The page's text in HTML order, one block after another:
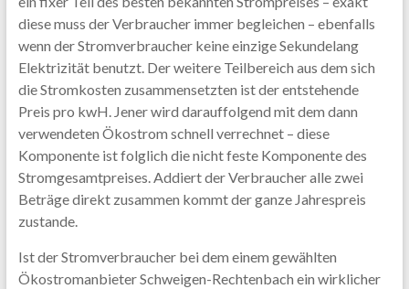
diese muss der Verbraucher immer begleichen – ebenfalls
wenn der Stromverbraucher keine einzige Sekundelang
Elektrizität benutzt. Der weitere Teilbereich aus dem sich
die Stromkosten zusammensetzten ist der entstehende
Preis pro kwH. Jener wird darauffolgend mit dem dann
verwendeten Ökostrom schnell verrechnet – diese
Komponente ist folglich die nicht feste Komponente des
Stromgesamtpreises. Addiert der Verbraucher alle zwei
Beträge direkt zusammen kommt der ganze Jahrespreis
zustande.
Ist der Stromverbraucher bei dem einem gewählten
Ökostromanbieter Schweigen-Rechtenbach ein wirklicher